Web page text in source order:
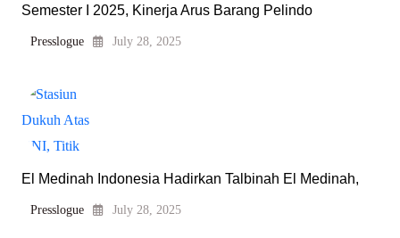
Semester I 2025, Kinerja Arus Barang Pelindo
Presslogue July 28, 2025
El Medinah Indonesia Hadirkan Talbinah El Medinah,
Presslogue July 28, 2025